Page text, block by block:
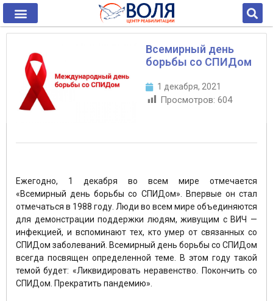
Всемирный день
борьбы со СПИДом
1 декабря, 2021
Просмотров: 604
Ежегодно, 1 декабря во всем мире отмечается
«Всемирный день борьбы со СПИДом». Впервые он стал
отмечаться в 1988 году. Люди во всем мире объединяются
для демонстрации поддержки людям, живущим с ВИЧ —
инфекцией, и вспоминают тех, кто умер от связанных со
СПИДом заболеваний. Всемирный день борьбы со СПИДом
всегда посвящен определенной теме. В этом году такой
темой будет: «Ликвидировать неравенство. Покончить со
СПИДом. Прекратить пандемию».